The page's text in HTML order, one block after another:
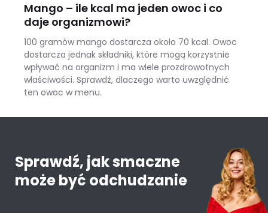
Mango – ile kcal ma jeden owoc i co
daje organizmowi?
100 gramów mango dostarcza około 70 kcal. Owoc
dostarcza jednak składniki, które mogą korzystnie
wpływać na organizm i ma wiele prozdrowotnych
właściwości. Sprawdź, dlaczego warto uwzględnić
ten owoc w menu.
Sprawdź, jak smaczne
może być odchudzanie